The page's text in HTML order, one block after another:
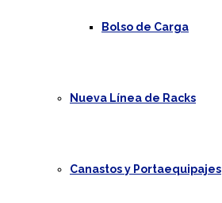
Bolso de Carga
Nueva Línea de Racks
Canastos y Portaequipajes